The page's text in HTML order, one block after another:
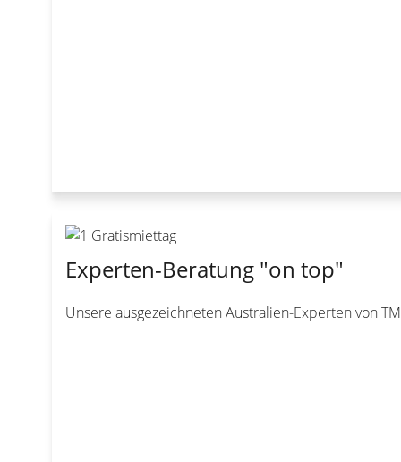
Experten-Beratung "on top"
Unsere ausgezeichneten Australien-Experten von